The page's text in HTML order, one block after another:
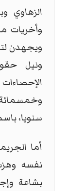
الزهاوي
وأخريات
ويجهدن
ونيل
سنويا،
أما
نفسه
بشاعة